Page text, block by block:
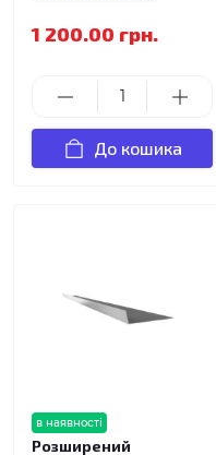
1 200.00 грн.
До кошика
в наявності
Розширений